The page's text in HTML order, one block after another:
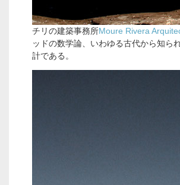
チリの建築事務所Moure Rivera
ッドの数学論、いわゆる古代から知ら
計である。